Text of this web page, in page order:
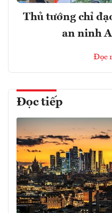
Thủ tướng chỉ
an ninh
Đọc
Đọc tiếp